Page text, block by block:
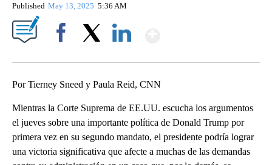
Published May 13, 2025 5:36 AM
Por Tierney Sneed y Paula Reid, CNN
Mientras la Corte Suprema de EE.UU. escucha los argumentos
el jueves sobre una importante política de Donald Trump por
primera vez en su segundo mandato, el presidente podría lograr
una victoria significativa que afecte a muchas de las demandas